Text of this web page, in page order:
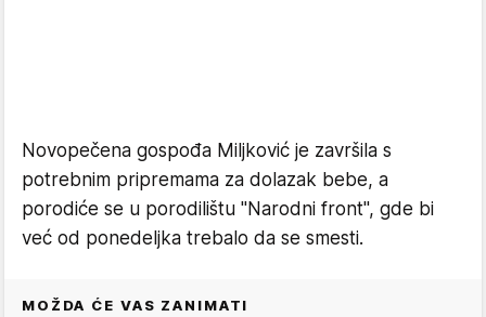
Novopečena gospođa Miljković je završila s
potrebnim pripremama za dolazak bebe, a
porodiće se u porodilištu "Narodni front", gde bi
već od ponedeljka trebalo da se smesti.
MOŽDA ĆE VAS ZANIMATI